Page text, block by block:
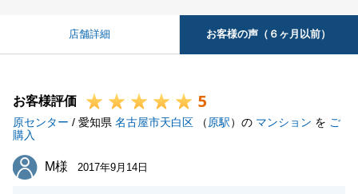
店舗詳細 お客様の声（６ヶ月以前）
お客様評価 5
原センター / 愛知県 名古屋市天白区 （ 原駅）の マンション を ご
購入
M様
M様 2017年9月14日